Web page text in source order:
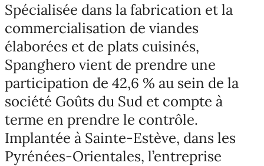
Spécialisée dans la fabrication et la
commercialisation de viandes
élaborées et de plats cuisinés,
Spanghero vient de prendre une
participation de 42,6 % au sein de la
société Goûts du Sud et compte à
terme en prendre le contrôle.
Implantée à Sainte-Estève, dans les
Pyrénées-Orientales, l’entreprise